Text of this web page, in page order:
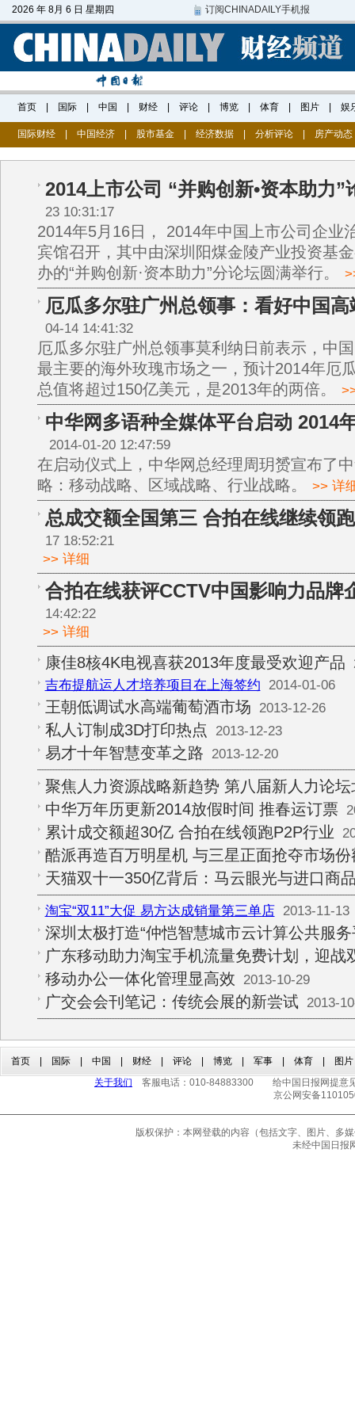
国际财经 中国经济 股市基金 经济数据 分析评论 房产动态
2014上市公司 “并购创新•资本助力”
23 10:31:17
2014年5月16日， 2014年中国上市公司企业
宾馆召开，其中由深圳阳煤金陵产业投资基
办的“并购创新·资本助力”分论坛圆满举行。
厄瓜多尔驻广州总领事：看好中国
04-14 14:41:32
厄瓜多尔驻广州总领事莫利纳日前表示，中
最主要的海外玫瑰市场之一，预计2014年厄
总值将超过150亿美元，是2013年的两倍。
中华网多语种全媒体平台启动 2014
2014-01-20 12:47:59
在启动仪式上，中华网总经理周玥赟宣布了
略：移动战略、区域战略、行业战略。
>> 详
总成交额全国第三 合拍在线继续领
17 18:52:21
>> 详细
合拍在线获评CCTV中国影响力品牌
14:42:22
>> 详细
康佳8核4K电视喜获2013年度最受欢迎产品
吉布提航运人才培养项目在上海签约 2014-01-06
王朝低调试水高端葡萄酒市场 2013-12-26
私人订制成3D打印热点 2013-12-23
易才十年智慧变革之路 2013-12-20
聚焦人力资源战略新趋势 第八届新人力论
中华万年历更新2014放假时间 推春运订票
累计成交额超30亿 合拍在线领跑P2P行业
酷派再造百万明星机 与三星正面抢夺市场份
天猫双十一350亿背后：马云眼光与进口商
淘宝“双11”大促 易方达成销量第三单店2013-11-13
深圳太极打造“仲恺智慧城市云计算公共服务
广东移动助力淘宝手机流量免费计划，迎战
移动办公一体化管理显高效 2013-10-29
广交会会刊笔记：传统会展的新尝试 2013-